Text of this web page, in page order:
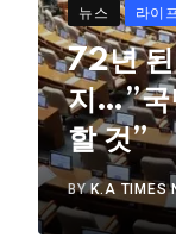
뉴스 라이
72년 된
지…”국
할 것”
BYK.A TIMES